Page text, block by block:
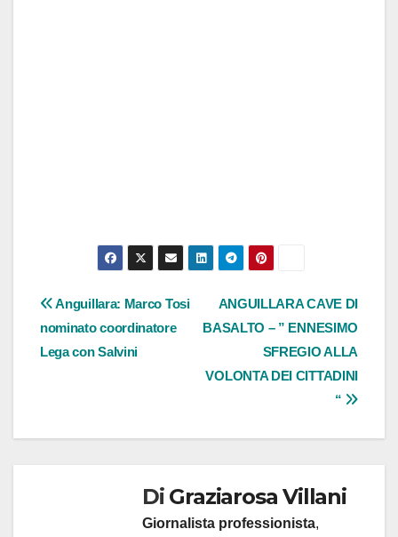
Navigazione
articoli
ANGUILLARA CAVE DI
BASALTO – ” ENNESIMO
SFREGIO ALLA
VOLONTA DEI CITTADINI
“
Anguillara: Marco Tosi
nominato coordinatore
Lega con Salvini
Di Graziarosa Villani
Giornalista professionista,